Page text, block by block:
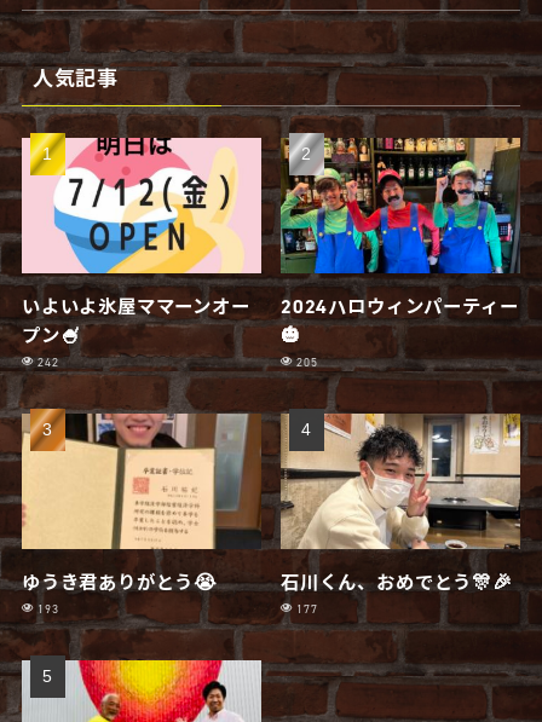
人気記事
いよいよ氷屋ママーンオー
プン🍧
242
2024ハロウィンパーティー
🎃
205
ゆうき君ありがとう😭
193
石川くん、おめでとう🎊🎉
177